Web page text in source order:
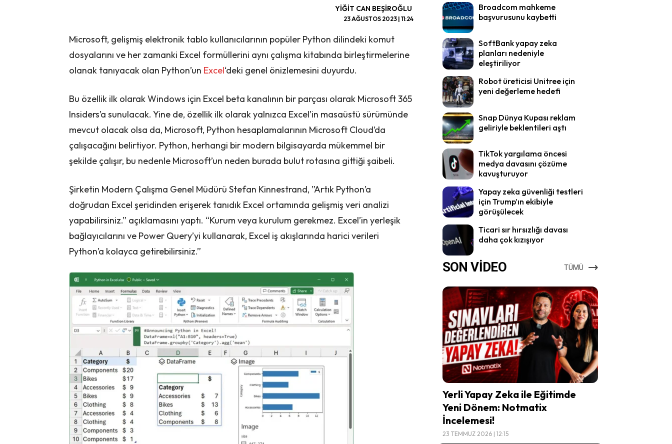
YIĞIT CAN BEŞIROĞLU
23 AĞUSTOS 2023 | 11:24
Microsoft, gelişmiş elektronik tablo kullanıcılarının popüler Python dilindeki komut
dosyalarını ve her zamanki Excel formüllerini aynı çalışma kitabında birleştirmelerine
olanak tanıyacak olan Python’un Excel‘deki genel önizlemesini duyurdu.
Bu özellik ilk olarak Windows için Excel beta kanalının bir parçası olarak Microsoft 365
Insiders’a sunulacak. Yine de, özellik ilk olarak yalnızca Excel’in masaüstü sürümünde
mevcut olacak olsa da, Microsoft, Python hesaplamalarının Microsoft Cloud’da
çalışacağını belirtiyor. Python, herhangi bir modern bilgisayarda mükemmel bir
şekilde çalışır, bu nedenle Microsoft’un neden burada bulut rotasına gittiği şaibeli.
Şirketin Modern Çalışma Genel Müdürü Stefan Kinnestrand, ”Artık Python’a
doğrudan Excel şeridinden erişerek tanıdık Excel ortamında gelişmiş veri analizi
yapabilirsiniz.” açıklamasını yaptı. “Kurum veya kurulum gerekmez. Excel’in yerleşik
bağlayıcılarını ve Power Query’yi kullanarak, Excel iş akışlarında harici verileri
Python’a kolayca getirebilirsiniz.”
Broadcom mahkeme
başvurusunu kaybetti
SoftBank yapay zeka
planları nedeniyle
eleştiriliyor
Robot üreticisi Unitree için
yeni değerleme hedefi
Snap Dünya Kupası reklam
geliriyle beklentileri aştı
TikTok yargılama öncesi
medya davasını çözüme
kavuşturuyor
Yapay zeka güvenliği testleri
için Trump’ın ekibiyle
görüşülecek
Ticari sır hırsızlığı davası
daha çok kızışıyor
SON VİDEO TÜMÜ
Yerli Yapay Zeka ile Eğitimde
Yeni Dönem: Notmatix
İncelemesi!
23 TEMMUZ 2026 | 12:15